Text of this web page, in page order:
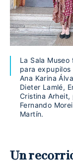
La Sala
para
Ana Karina
Dieter Lamlé,
Cristina Arheit,
Fernando
Martín.
Un